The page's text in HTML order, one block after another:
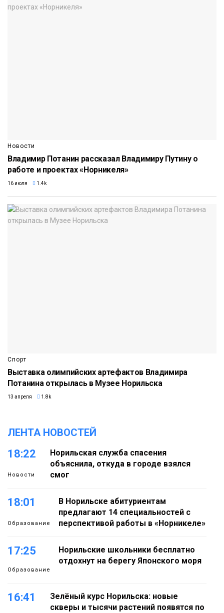
Новости
Владимир Потанин рассказал Владимиру Путину о
работе и проектах «Норникеля»
16 июля 1.4k
Спорт
Выставка олимпийских артефактов Владимира
Потанина открылась в Музее Норильска
13 апреля 1.8k
ЛЕНТА НОВОСТЕЙ
18:22
Новости
Норильская служба спасения
объяснила, откуда в городе взялся
смог
18:01
Образование
В Норильске абитуриентам
предлагают 14 специальностей с
перспективой работы в «Норникеле»
17:25
Образование
Норильские школьники бесплатно
отдохнут на берегу Японского моря
16:41
Зелёный курс Норильска: новые
скверы и тысячи растений появятся по